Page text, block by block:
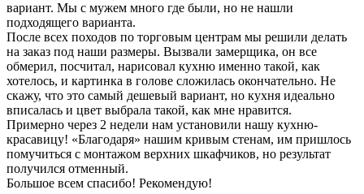
вариант. Мы с мужем много где были, но не нашли
подходящего варианта.
После всех походов по торговым центрам мы решили делать
на заказ под наши размеры. Вызвали замерщика, он все
обмерил, посчитал, нарисовал кухню именно такой, как
хотелось, и картинка в голове сложилась окончательно. Не
скажу, что это самый дешевый вариант, но кухня идеально
вписалась и цвет выбрала такой, как мне нравится.
Примерно через 2 недели нам установили нашу кухню-
красавицу! «Благодаря» нашим кривым стенам, им пришлось
помучиться с монтажом верхних шкафчиков, но результат
получился отменный.
Большое всем спасибо! Рекомендую!